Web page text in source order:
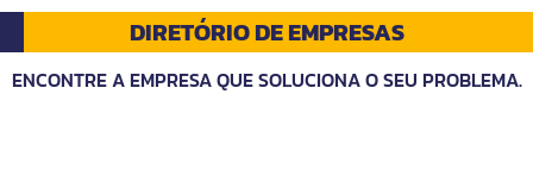
DIRETÓRIO DE EMPRESAS
ENCONTRE A EMPRESA QUE SOLUCIONA O SEU PROBLEMA.